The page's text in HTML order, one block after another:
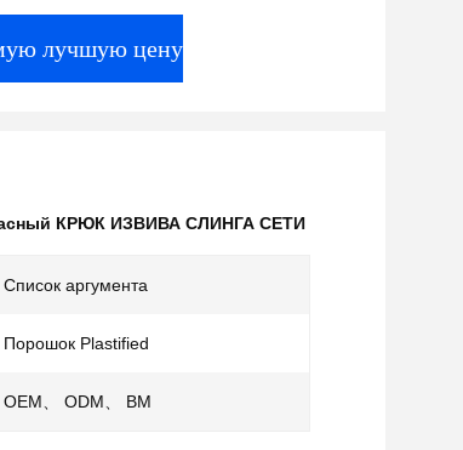
лучшую цену
КРЮК ИЗВИВА СЛИНГА СЕТИ
Список аргумента
Порошок Plastified
OEM、 ODM、 BM